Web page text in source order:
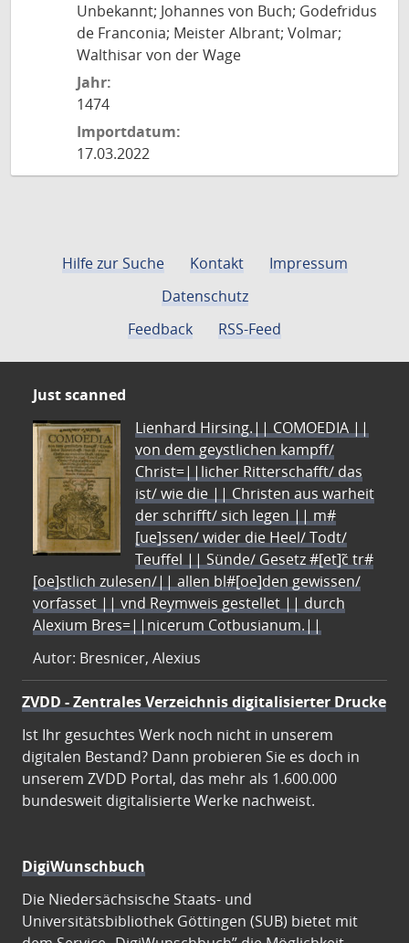
Unbekannt; Johannes von Buch; Godefridus
de Franconia; Meister Albrant; Volmar;
Walthisar von der Wage
Jahr:
1474
Importdatum:
17.03.2022
Hilfe zur Suche Kontakt
Impressum
Datenschutz
Feedback
RSS-Feed
Just scanned
Lienhard Hirsing.|| COMOEDIA ||
von dem geystlichen kampff/
Christ=||licher Ritterschafft/ das
ist/ wie die || Christen aus warheit
der schrifft/ sich legen || m#
[ue]ssen/ wider die Heel/ Todt/
Teuffel || Sünde/ Gesetz #[et]c̃ tr#
[oe]stlich zulesen/|| allen bl#[oe]den gewissen/
vorfasset || vnd Reymweis gestellet || durch
Alexium Bres=||nicerum Cotbusianum.||
Autor: Bresnicer, Alexius
ZVDD - Zentrales Verzeichnis digitalisierter Drucke
Ist Ihr gesuchtes Werk noch nicht in unserem
digitalen Bestand? Dann probieren Sie es doch in
unserem ZVDD Portal, das mehr als 1.600.000
bundesweit digitalisierte Werke nachweist.
DigiWunschbuch
Die Niedersächsische Staats- und
Universitätsbibliothek Göttingen (SUB) bietet mit